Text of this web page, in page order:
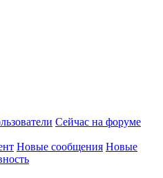
Сейчас на форуме
Новые сообщения Новые